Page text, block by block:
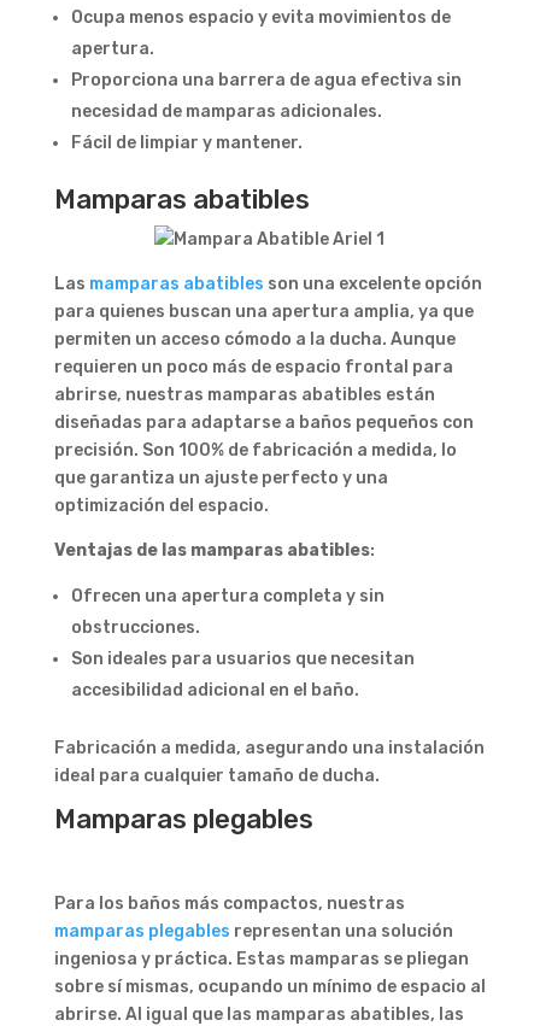
Ocupa menos espacio y evita movimientos de
apertura.
Proporciona una barrera de agua efectiva sin
necesidad de mamparas adicionales.
Fácil de limpiar y mantener.
Mamparas abatibles
Las mamparas abatibles son una excelente opción
para quienes buscan una apertura amplia, ya que
permiten un acceso cómodo a la ducha. Aunque
requieren un poco más de espacio frontal para
abrirse, nuestras mamparas abatibles están
diseñadas para adaptarse a baños pequeños con
precisión. Son 100% de fabricación a medida, lo
que garantiza un ajuste perfecto y una
optimización del espacio.
Ventajas de las mamparas abatibles:
Ofrecen una apertura completa y sin
obstrucciones.
Son ideales para usuarios que necesitan
accesibilidad adicional en el baño.
Fabricación a medida, asegurando una instalación
ideal para cualquier tamaño de ducha.
Mamparas plegables
Para los baños más compactos, nuestras
mamparas plegables representan una solución
ingeniosa y práctica. Estas mamparas se pliegan
sobre sí mismas, ocupando un mínimo de espacio al
abrirse. Al igual que las mamparas abatibles, las